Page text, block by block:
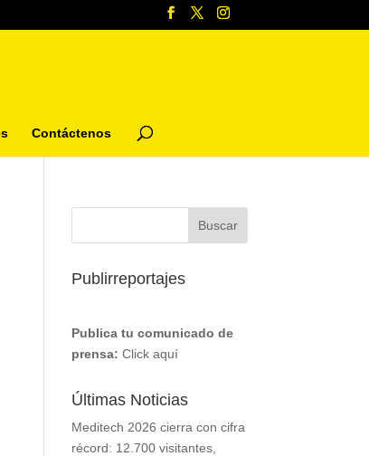
Contáctenos
Publirreportajes
Publica tu comunicado de
prensa: Click aquí
Últimas Noticias
Meditech 2026 cierra con cifra
récord: 12.700 visitantes,